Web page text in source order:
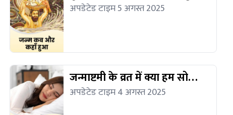
था?
अपडेटेड टाइम 5 अगस्त 2025
जन्माष्टमी के व्रत में क्या हम सो
सकते हैं?
अपडेटेड टाइम 4 अगस्त 2025